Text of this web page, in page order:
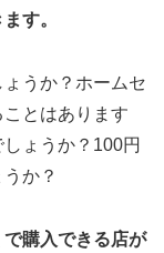
す。
うか？ホームセ
とはあります
ょうか？100円
か？
購入できる店が